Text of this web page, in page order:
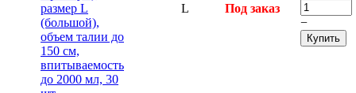
L Под заказ
−
Купить